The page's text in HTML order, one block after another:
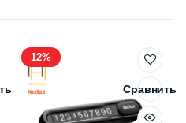
12%
Сравнить